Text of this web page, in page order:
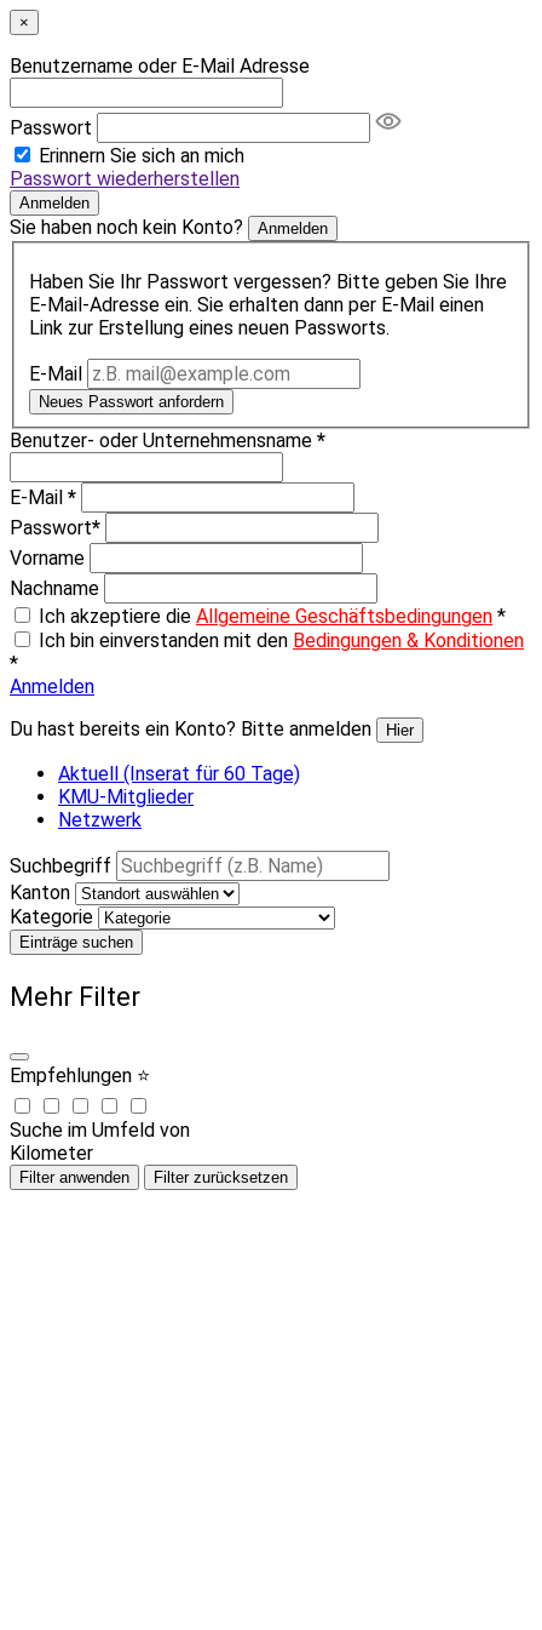
×
Benutzername oder E-Mail Adresse
Passwort
Erinnern Sie sich an mich
Passwort wiederherstellen
Anmelden
Sie haben noch kein Konto? Anmelden
Haben Sie Ihr Passwort vergessen? Bitte geben Sie Ihre
E-Mail-Adresse ein. Sie erhalten dann per E-Mail einen
Link zur Erstellung eines neuen Passworts.
E-Mail
Neues Passwort anfordern
Benutzer- oder Unternehmensname *
E-Mail *
Passwort*
Vorname
Nachname
Ich akzeptiere die Allgemeine Geschäftsbedingungen *
Ich bin einverstanden mit den Bedingungen & Konditionen
*
Anmelden
Du hast bereits ein Konto? Bitte anmelden
Hier
Aktuell (Inserat für 60 Tage)
KMU-Mitglieder
Netzwerk
Suchbegriff
Kanton
Kategorie
Einträge suchen
Mehr Filter
Empfehlungen ⭐
Suche im Umfeld von
Kilometer
Filter anwenden Filter zurücksetzen